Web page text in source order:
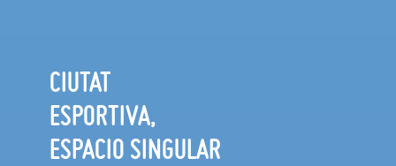
CIUTAT
ESPORTIVA,
ESPACIO SINGULAR